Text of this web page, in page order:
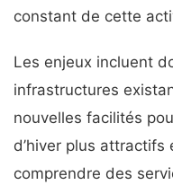
constant de cette
Les enjeux incluent
infrastructures
nouvelles facilités
d’hiver plus
comprendre des